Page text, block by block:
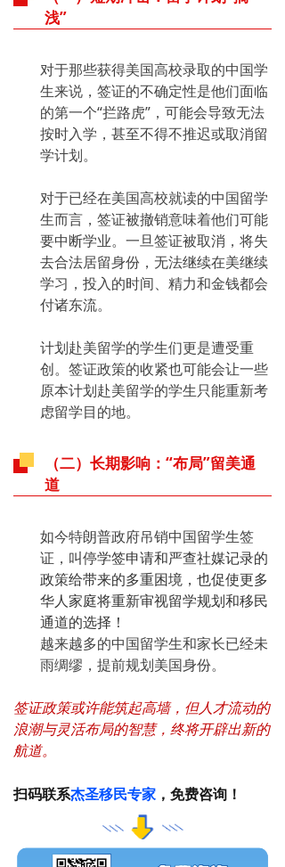
浅”
对于那些获得美国高校录取的中国学
生来说，签证的不确定性是他们面临
的第一个“拦路虎”，可能会导致无法
按时入学，甚至不得不推迟或取消留
学计划。
对于已经在美国高校就读的中国留学
生而言，签证被撤销意味着他们可能
要中断学业。一旦签证被取消，将失
去合法居留身份，无法继续在美继续
学习，投入的时间、精力和金钱都会
付诸东流。
计划赴美留学的学生们更是遭受重
创。签证政策的收紧也可能会让一些
原本计划赴美留学的学生只能重新考
虑留学目的地。
（二）长期影响：“布局”留美通
道
如今特朗普政府吊销中国留学生签
证， 叫停学签申请和严查社媒记录的
政策给带来的多重困境， 也促使更多
华人家庭将重新审视留学规划和移民
通道的选择！
越来越多的中国留学生和家长已经未
雨绸缪， 提前规划美国身份。
签证政策或许能筑起高墙，但人才流动的
浪潮与灵活布局的智慧，终将开辟出新的
航道。
扫码联系杰圣移民专家 ，免费咨询！